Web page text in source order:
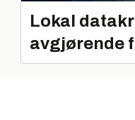
Lokal
avgjørende